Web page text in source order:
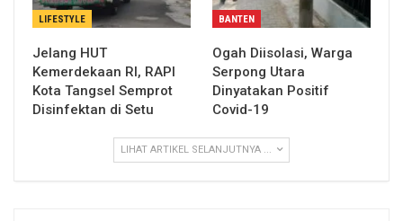
LIFESTYLE
Jelang HUT
Kemerdekaan RI, RAPI
Kota Tangsel Semprot
Disinfektan di Setu
BANTEN
Ogah Diisolasi, Warga
Serpong Utara
Dinyatakan Positif
Covid-19
LIHAT ARTIKEL SELANJUTNYA ...